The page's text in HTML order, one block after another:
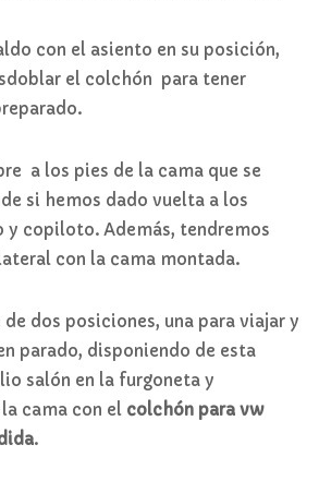
con el asiento en su posición,
el colchón para tener
a los pies de la cama que se
si hemos dado vuelta a los
copiloto. Además, tendremos
con la cama montada.
dos posiciones, una para viajar y
parado, disponiendo de esta
salón en la furgoneta y
cama con el colchón para vw
.